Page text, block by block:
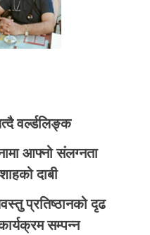
वर्ल्डलिङ्क
आफ्नो संलग्नता
दाबी
प्रतिष्ठानको दृढ
सम्पन्न